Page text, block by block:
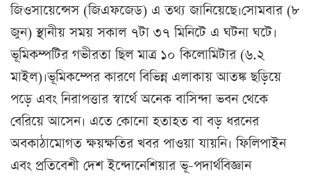
জিওসায়েন্সেস (জিএফজেড) এ তথ্য জানিয়েছে।সোমবার (৮
জুন) স্থানীয় সময় সকাল ৭টা ৩৭ মিনিটে এ ঘটনা ঘটে।
ভূমিকম্পটির গভীরতা ছিল মাত্র ১০ কিলোমিটার (৬.২
মাইল)।ভূমিকম্পের কারণে বিভিন্ন এলাকায় আতঙ্ক ছড়িয়ে
পড়ে এবং নিরাপত্তার স্বার্থে অনেক বাসিন্দা ভবন থেকে
বেরিয়ে আসেন। এতে কোনো হতাহত বা বড় ধরনের
অবকাঠামোগত ক্ষয়ক্ষতির খবর পাওয়া যায়নি। ফিলিপাইন
এবং প্রতিবেশী দেশ ইন্দোনেশিয়ার ভূ-পদার্থবিজ্ঞান